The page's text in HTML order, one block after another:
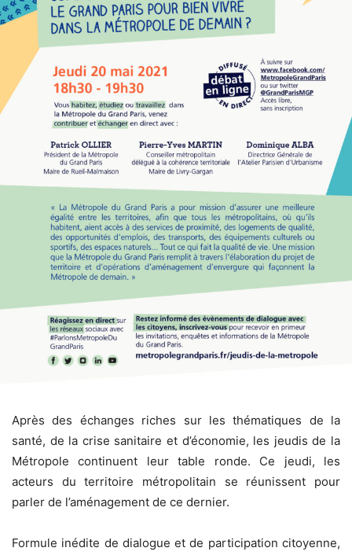
Après des échanges riches sur les thématiques de la
santé, de la crise sanitaire et d’économie, les jeudis de la
Métropole continuent leur table ronde. Ce jeudi, les
acteurs du territoire métropolitain se réunissent pour
parler de l’aménagement de ce dernier.
Formule inédite de dialogue et de participation citoyenne,